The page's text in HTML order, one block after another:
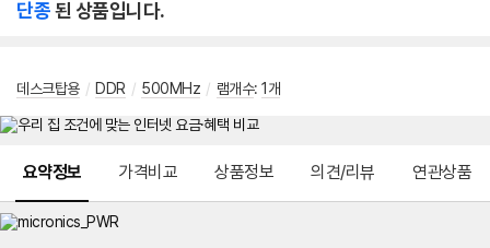
단종된 상품입니다.
데스크탑용 / DDR / 500MHz / 램개수: 1개
요약정보 가격비교 상품정보 의견/리뷰 연관상품